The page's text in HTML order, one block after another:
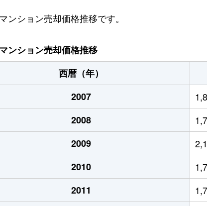
340万円
内
1,100万円 津新町 徒
1,900万円 南が丘 徒
2,200万円 南が丘 徒
ンション売却価格推移です。
ンション売却価格推移
西暦（年）
2007
2008
2009
2010
2011